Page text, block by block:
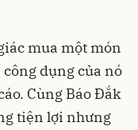
mua một món
dụng của nó
Cùng Báo Đắk
tiện lợi nhưng